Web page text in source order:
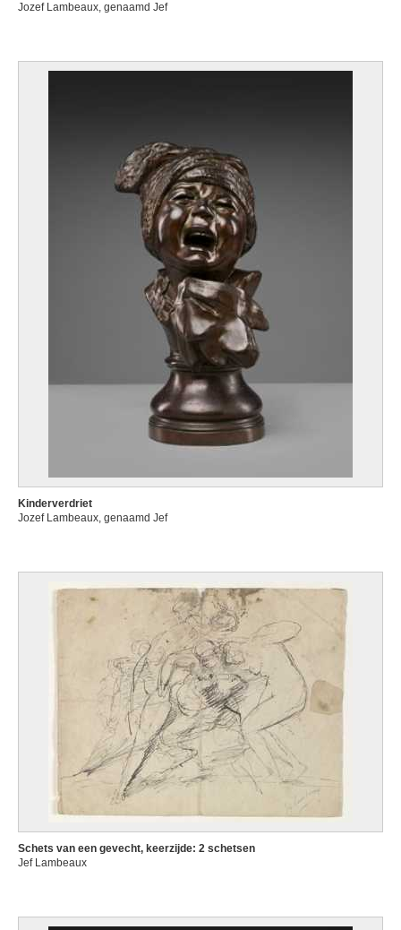
Jozef Lambeaux, genaamd Jef
Kinderverdriet
Jozef Lambeaux, genaamd Jef
Schets van een gevecht, keerzijde: 2 schetsen
Jef Lambeaux